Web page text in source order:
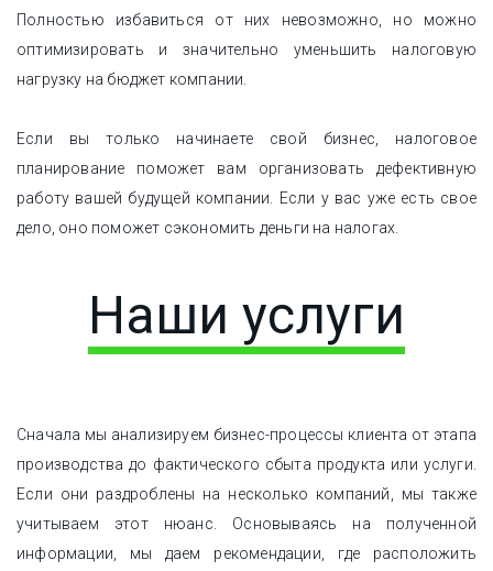
Полностью избавиться от них невозможно, но можно
оптимизировать и значительно уменьшить налоговую
нагрузку на бюджет компании.
Если вы только начинаете свой бизнес, налоговое
планирование поможет вам организовать дефективную
работу вашей будущей компании. Если у вас уже есть свое
дело, оно поможет сэкономить деньги на налогах.
Наши услуги
Сначала мы анализируем бизнес-процессы клиента от этапа
производства до фактического сбыта продукта или услуги.
Если они раздроблены на несколько компаний, мы также
учитываем этот нюанс. Основываясь на полученной
информации, мы даем рекомендации, где расположить